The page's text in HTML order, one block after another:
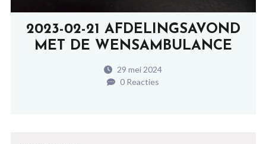
2023-02-21 AFDELINGSAVOND
MET DE WENSAMBULANCE
29 mei 2024
0 Reacties